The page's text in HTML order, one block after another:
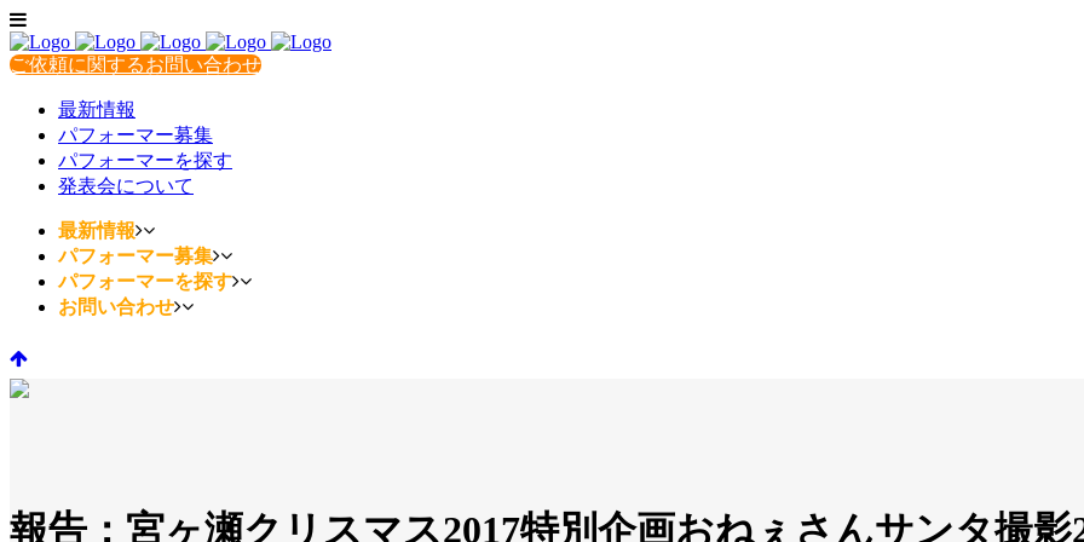
ご依頼に関するお問い合わせ
最新情報
パフォーマー募集
パフォーマーを探す
発表会について
最新情報
パフォーマー募集
パフォーマーを探す
お問い合わせ
報告：宮ヶ瀬クリスマス2017特別企画おねぇさんサンタ撮影